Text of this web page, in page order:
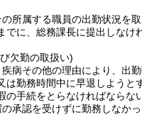
所属する職員の出勤状況を
でに、総務課長に提出しなけ
欠勤の取扱い)
病その他の理由により、出
は勤務時間中に早退しようと
の手続をとらなければならない
承認を受けずに勤務しなか